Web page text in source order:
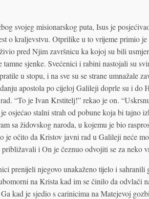
svojeg misionarskog puta, Isus je
o kraljevstvu. Otprilike u to vrijeme primio je
pred Njim završnicu ka kojoj su bili
tamne sjenke. Svećenici i rabini nastojali su
u stopu, i na sve su se strane umnažale
apostola po cijeloj Galileji doprle su i do
“To je Ivan Krstitelj!” rekao je on.
osjećao stalni strah od pobune koja bi tajno
sa židovskog naroda, u kojemu je bio
je očito da Kristov javni rad u Galileji neće
i On je čeznuo odvojiti se za neko
prenijeli njegovo unakaženo tijelo i sahranili
na Krista kad im se činilo da odvlači
kad je sjedio s carinicima na Matejevoj